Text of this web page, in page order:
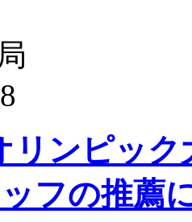
リンピッ
フの推薦